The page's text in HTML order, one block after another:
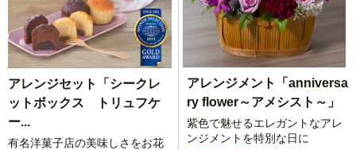
アレンジセット「シークレ
ットボックス トリュフケ
ー...
有名洋菓子店の美味しさをお花
アレンジメント「anniversa
ry flower～アメシスト～」
紫色で魅せるエレガントなアレ
ンジメントを特別な日に